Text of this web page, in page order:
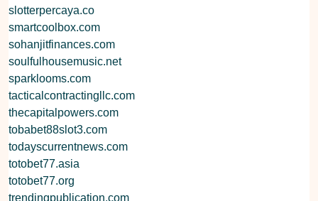
slotterpercaya.co
smartcoolbox.com
sohanjitfinances.com
soulfulhousemusic.net
sparklooms.com
tacticalcontractingllc.com
thecapitalpowers.com
tobabet88slot3.com
todayscurrentnews.com
totobet77.asia
totobet77.org
trendingpublication.com